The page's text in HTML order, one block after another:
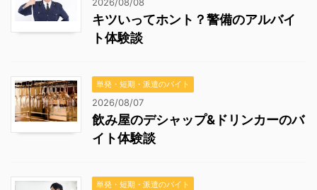
キツいってホント？警備のアルバイ
ト体験談
単発・短期・派遣のバイト
2026/08/07
飲み屋のデシャップ&ドリンカーのバ
イト体験談
単発・短期・派遣のバイト